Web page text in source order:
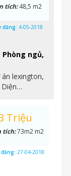
ngủ,
lexington,
Diện…
tích:48,5 m2
đăng: 4-05-2018
Triệu
tích:73m2 m2
27-04-2018